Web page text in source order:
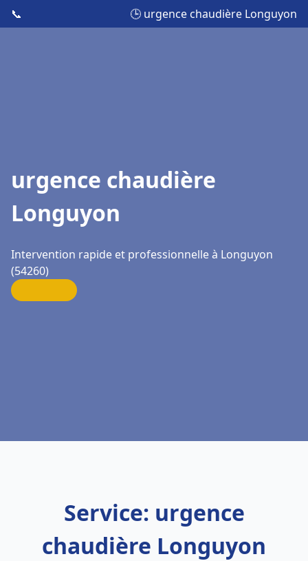
📞 🕒 urgence chaudière Longuyon
urgence chaudière
Longuyon
Intervention rapide et professionnelle à Longuyon
(54260)
Service: urgence
chaudière Longuyon